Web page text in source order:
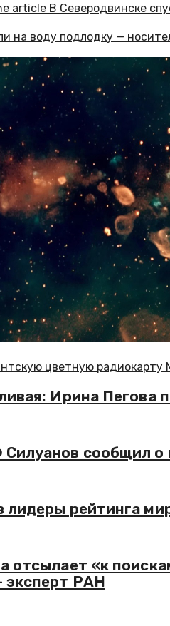
на воду подлодку —
цветную радиокарту
Ирина
сообщил
лидеры рейтинга
отсылает «к
эксперт РАН